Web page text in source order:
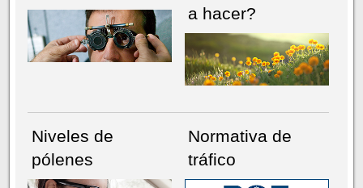
a hacer?
Niveles de
pólenes
Normativa de
tráfico